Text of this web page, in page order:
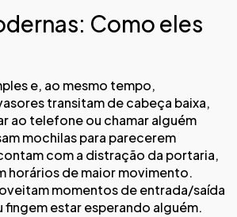
Como eles
e, ao mesmo tempo,
transitam de cabeça baixa,
ao telefone ou chamar alguém
mochilas para parecerem
com a distração da portaria,
horários de maior movimento.
momentos de entrada/saída
fingem estar esperando alguém.